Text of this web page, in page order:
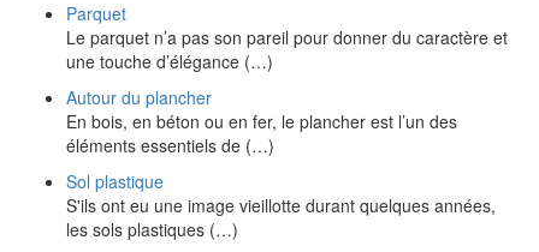
Parquet
Le parquet n’a pas son pareil pour donner du caractère et
une touche d’élégance (…)
Autour du plancher
En bois, en béton ou en fer, le plancher est l’un des
éléments essentiels de (…)
Sol plastique
S'ils ont eu une image vieillotte durant quelques années,
les sols plastiques (…)